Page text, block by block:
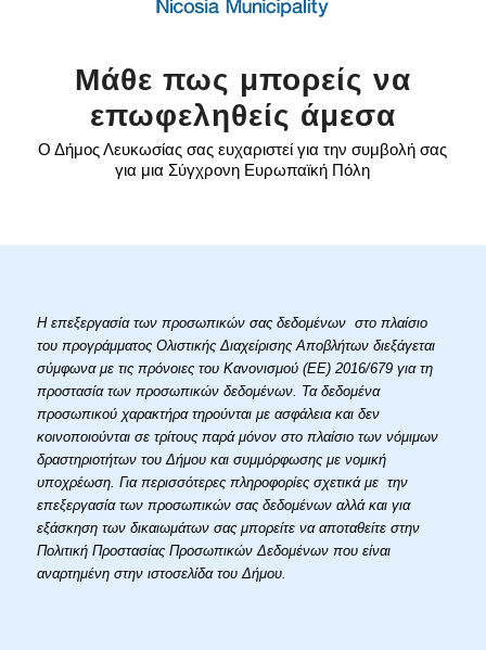
Μάθε πως μπορείς να
επωφεληθείς άμεσα
Ο Δήμος Λευκωσίας σας ευχαριστεί για την συμβολή σας
για μια Σύγχρονη Ευρωπαϊκή Πόλη
Η επεξεργασία των προσωπικών σας δεδομένων στο πλαίσιο
του προγράμματος Ολιστικής Διαχείρισης Αποβλήτων διεξάγεται
σύμφωνα με τις πρόνοιες του Κανονισμού (ΕΕ) 2016/679 για τη
προστασία των προσωπικών δεδομένων. Τα δεδομένα
προσωπικού χαρακτήρα τηρούνται με ασφάλεια και δεν
κοινοποιούνται σε τρίτους παρά μόνον στο πλαίσιο των νόμιμων
δραστηριοτήτων του Δήμου και συμμόρφωσης με νομική
υποχρέωση. Για περισσότερες πληροφορίες σχετικά με την
επεξεργασία των προσωπικών σας δεδομένων αλλά και για
εξάσκηση των δικαιωμάτων σας μπορείτε να αποταθείτε στην
Πολιτική Προστασίας Προσωπικών Δεδομένων που είναι
αναρτημένη στην ιστοσελίδα του Δήμου.